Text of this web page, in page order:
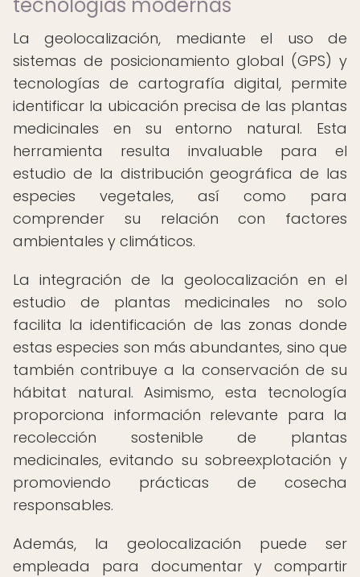
La geolocalización, mediante el uso de
sistemas de posicionamiento global (GPS) y
tecnologías de cartografía digital, permite
identificar la ubicación precisa de las plantas
medicinales en su entorno natural. Esta
herramienta resulta invaluable para el
estudio de la distribución geográfica de las
especies vegetales, así como para
comprender su relación con factores
ambientales y climáticos.
La integración de la geolocalización en el
estudio de plantas medicinales no solo
facilita la identificación de las zonas donde
estas especies son más abundantes, sino que
también contribuye a la conservación de su
hábitat natural. Asimismo, esta tecnología
proporciona información relevante para la
recolección sostenible de plantas
medicinales, evitando su sobreexplotación y
promoviendo prácticas de cosecha
responsables.
Además, la geolocalización puede ser
empleada para documentar y compartir